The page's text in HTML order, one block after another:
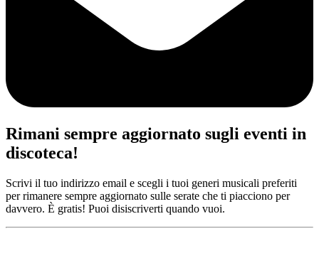
Rimani sempre aggiornato sugli eventi in
discoteca!
Scrivi il tuo indirizzo email e scegli i tuoi generi musicali preferiti
per rimanere sempre aggiornato sulle serate che ti piacciono per
davvero. È gratis! Puoi disiscriverti quando vuoi.